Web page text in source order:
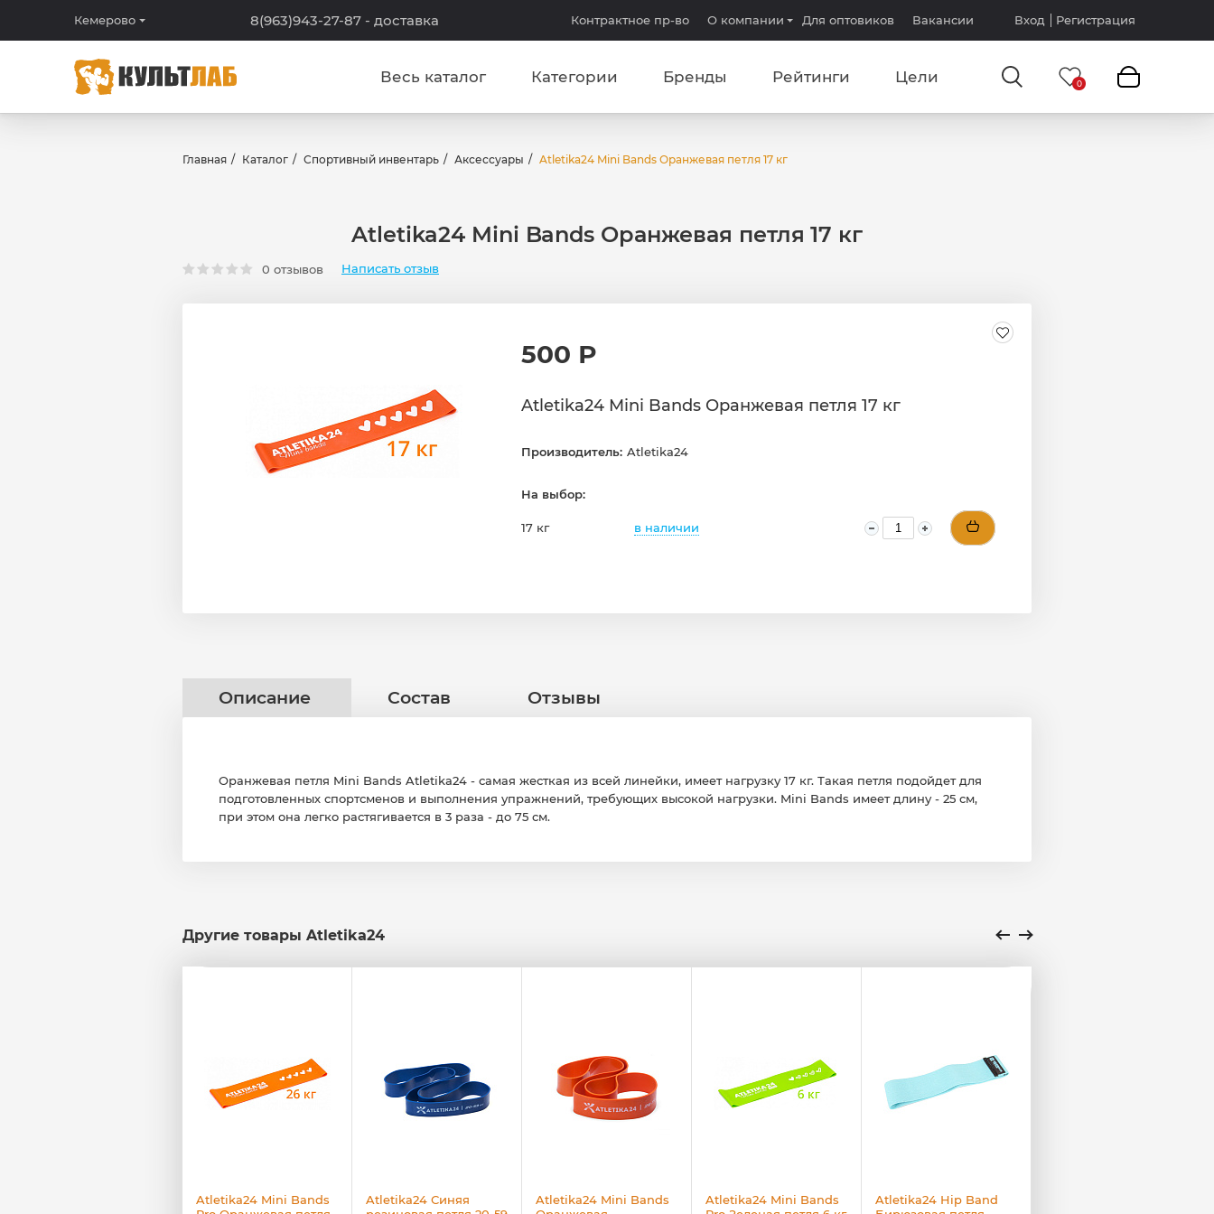
Кемерово 8(963)943-27-87 - доставка Контрактное пр-во О компании Для оптовиков Вакансии Вход Регистрация
Весь каталог Категории Бренды Рейтинги Цели
Главная Каталог Спортивный инвентарь Аксессуары Atletika24 Mini Bands Оранжевая петля 17 кг
Atletika24 Mini Bands Оранжевая петля 17 кг
0 отзывов Написать отзыв
500 Р
Atletika24 Mini Bands Оранжевая петля 17 кг
Производитель: Atletika24
На выбор:
17 кг в наличии
Описание Состав Отзывы
Оранжевая петля Mini Bands Atletika24 - самая жесткая из всей линейки, имеет нагрузку 17 кг. Такая петля подойдет для
подготовленных спортсменов и выполнения упражнений, требующих высокой нагрузки. Mini Bands имеет длину - 25 см,
при этом она легко растягивается в 3 раза - до 75 см.
Другие товары Atletika24
Atletika24 Mini Bands
Atletika24 Синяя
Atletika24 Mini Bands
Atletika24 Mini Bands
Atletika24 Hip Band